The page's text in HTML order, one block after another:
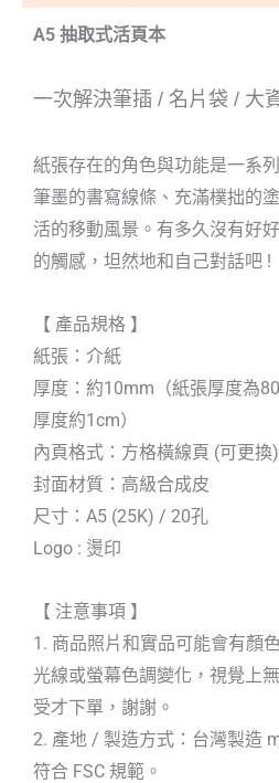
A5 抽取式活頁本
一次解決筆插 / 名片袋 / 大
紙張存在的角色與功能是一系
筆墨的書寫線條、充滿樸拙的
活的移動風景。有多久沒有好
的觸感，坦然地和自己對話吧 !
【 產品規格 】
紙張：介紙
厚度：約10mm（紙張厚度為
厚度約1cm）
內頁格式：方格橫線頁 (可更換)
封面材質：高級合成皮
尺寸：A5 (25K) / 20孔
Logo : 燙印
【 注意事項 】
1. 商品照片和實品可能會有顏
光線或螢幕色調變化，視覺上
受才下單，謝謝。
2. 產地 / 製造方式：台灣製造
符合 FSC 規範。